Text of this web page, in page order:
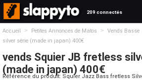
209 connectés
Accueil > Petites Annonces de Matos > Vends Basse
silver série (made in japan) 400€
vends Squier JB fretless
(made in japan) 400€
Référence du produit: Squier Jazz Bass fretless